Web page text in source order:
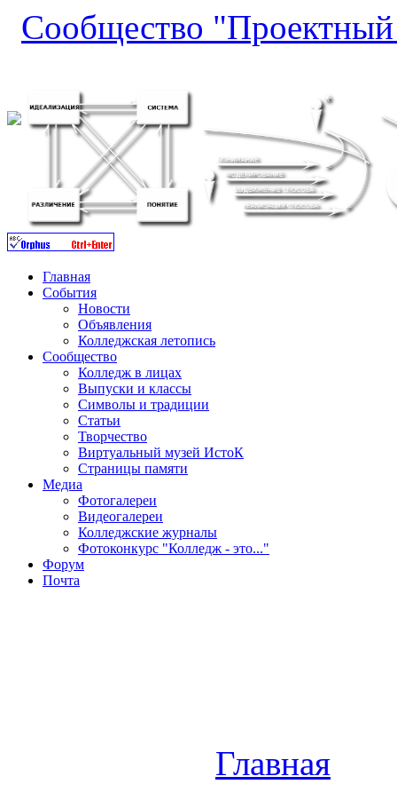
Сообщество
Главная
События
Новости
Объявления
Колледжская летопись
Сообщество
Колледж в лицах
Выпуски и классы
Символы и традиции
Статьи
Творчество
Виртуальный музей ИстоК
Страницы памяти
Медиа
Фотогалереи
Видеогалереи
Колледжские журналы
Фотоконкурс "Колледж - это..."
Форум
Почта
Главная